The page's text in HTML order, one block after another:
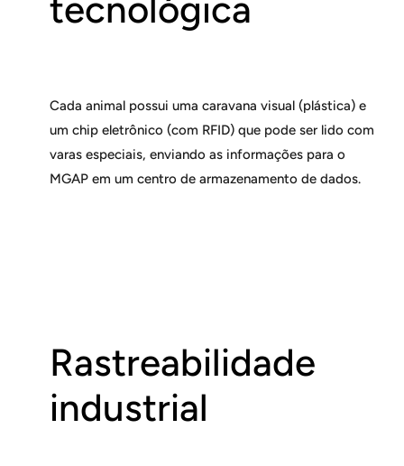
tecnológica
Cada animal possui uma caravana visual (plástica) e
um chip eletrônico (com RFID) que pode ser lido com
varas especiais, enviando as informações para o
MGAP em um centro de armazenamento de dados.
Rastreabilidade
industrial